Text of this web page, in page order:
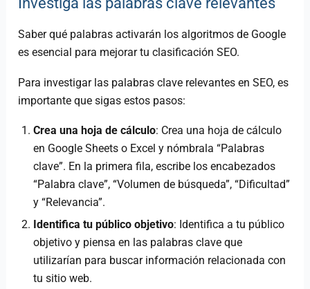
Saber qué palabras activarán los algoritmos de Google
es esencial para mejorar tu clasificación SEO.
Para investigar las palabras clave relevantes en SEO, es
importante que sigas estos pasos:
Crea una hoja de cálculo: Crea una hoja de cálculo
en Google Sheets o Excel y nómbrala “Palabras
clave”. En la primera fila, escribe los encabezados
“Palabra clave”, “Volumen de búsqueda”, “Dificultad”
y “Relevancia”.
Identifica tu público objetivo: Identifica a tu público
objetivo y piensa en las palabras clave que
utilizarían para buscar información relacionada con
tu sitio web.